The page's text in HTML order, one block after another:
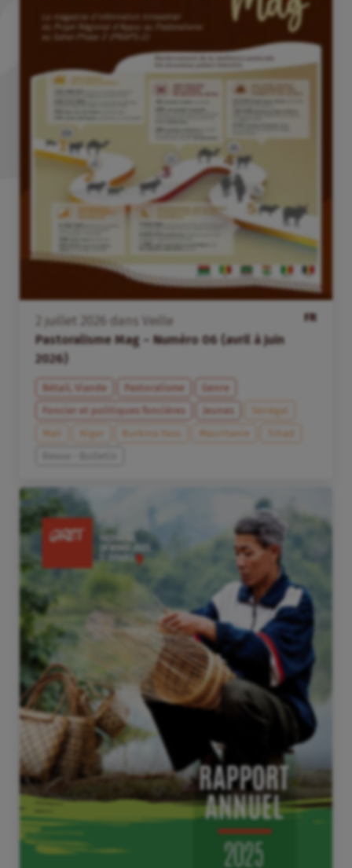
FR
juillet dans
Veille
Pastoralisme Mag – Numéro 06 (avril à juin
2026)
Bétail, Viande Pastoralisme
Genre
Foncier et politiques foncières
Jeunes
Sénégal
Mali
Niger Burkina Faso Mauritanie
Tchad